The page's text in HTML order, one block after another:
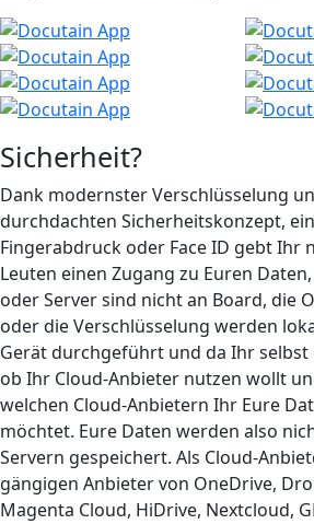
Sicherheit?
Dank modernster Verschlüsselung
durchdachten Sicherheitskonzept,
Fingerabdruck oder Face ID gebt Ihr
Leuten einen Zugang zu Euren
oder Server sind nicht an Board, die
oder die Verschlüsselung werden
Gerät durchgeführt und da Ihr
ob Ihr Cloud-Anbieter nutzen wollt
welchen Cloud-Anbietern Ihr Eure
möchtet. Eure Daten werden also
Servern gespeichert. Als Cloud-
gängigen Anbieter von OneDrive,
Magenta Cloud, HiDrive, Nextcloud,